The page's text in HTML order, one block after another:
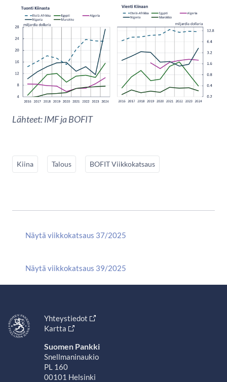
Lähteet: IMF ja BOFIT
Kiina Talous BOFIT Viikkokatsaus
Näytä viikkokatsaus 37/2025
Näytä viikkokatsaus 39/2025
Yhteystiedot
Kartta
Suomen Pankki
Snellmaninaukio
PL 160
00101 Helsinki